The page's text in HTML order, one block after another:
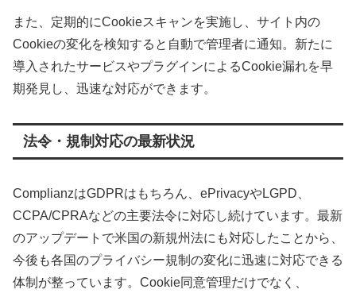
また、定期的にCookieスキャンを実施し、サイト内の
Cookieの変化を検知すると自動で管理者に通知。新たに
導入されたサービスやプラグインによるCookie漏れを早
期発見し、迅速な対応ができます。
法令・規制対応の最新状況
ComplianzはGDPRはもちろん、ePrivacyやLGPD、
CCPA/CPRAなどの主要法令に対応し続けています。最新
のアップデートで米国の新規州法にも対応したことから、
今後も各国のプライバシー規制の変化に迅速に対応できる
体制が整っています。Cookie同意管理だけでなく、